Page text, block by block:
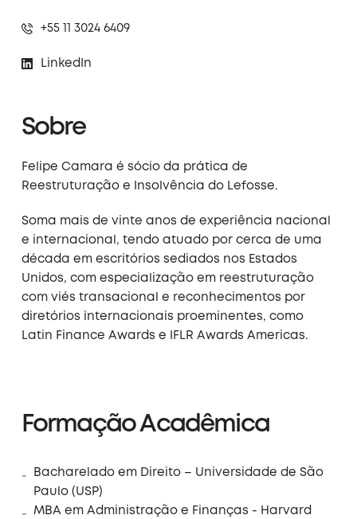
+55 11 3024 6409
LinkedIn
Sobre
Felipe Camara é sócio da prática de
Reestruturação e Insolvência do Lefosse.
Soma mais de vinte anos de experiência nacional
e internacional, tendo atuado por cerca de uma
década em escritórios sediados nos Estados
Unidos, com especialização em reestruturação
com viés transacional e reconhecimentos por
diretórios internacionais proeminentes, como
Latin Finance Awards e IFLR Awards Americas.
Formação Acadêmica
Bacharelado em Direito – Universidade de São
Paulo (USP)
MBA em Administração e Finanças - Harvard